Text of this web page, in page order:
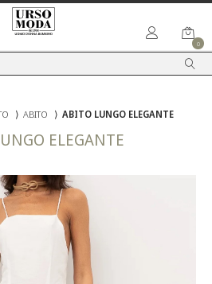
0
⟩ ABITO ⟩ ABITO LUNGO ELEGANTE
ELEGANTE